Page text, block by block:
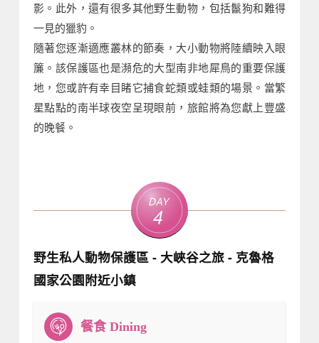
影。此外，還有很多其他野生動物，包括鬣狗和難得
一見的獵豹。
隨著您逐漸適應叢林的節奏，大小動物將陸續映入眼
簾。該保護區也是瀕危的大型南非地犀鳥的重要保護
地，您或許有幸目睹它捕食蛇類或蛙類的場景。當繁
星點點的南半球夜空呈現眼前，旅館將為您獻上豐盛
的晚餐。
Day
4
野生私人動物保護區 - 大峽谷之旅 - 克魯格
國家公園附近小鎮